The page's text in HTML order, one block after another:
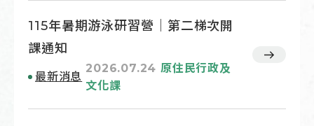
115年暑期游泳研習營｜第二梯次開
課通知
最新消息
2026.07.24原住民行政及
文化課